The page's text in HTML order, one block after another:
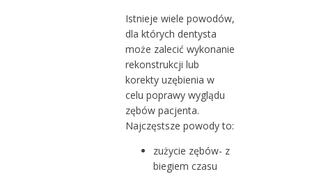
Istnieje wiele powodów,
dla których dentysta
może zalecić wykonanie
rekonstrukcji lub
korekty uzębienia w
celu poprawy wyglądu
zębów pacjenta.
Najczęstsze powody to:
zużycie zębów- z
biegiem czasu